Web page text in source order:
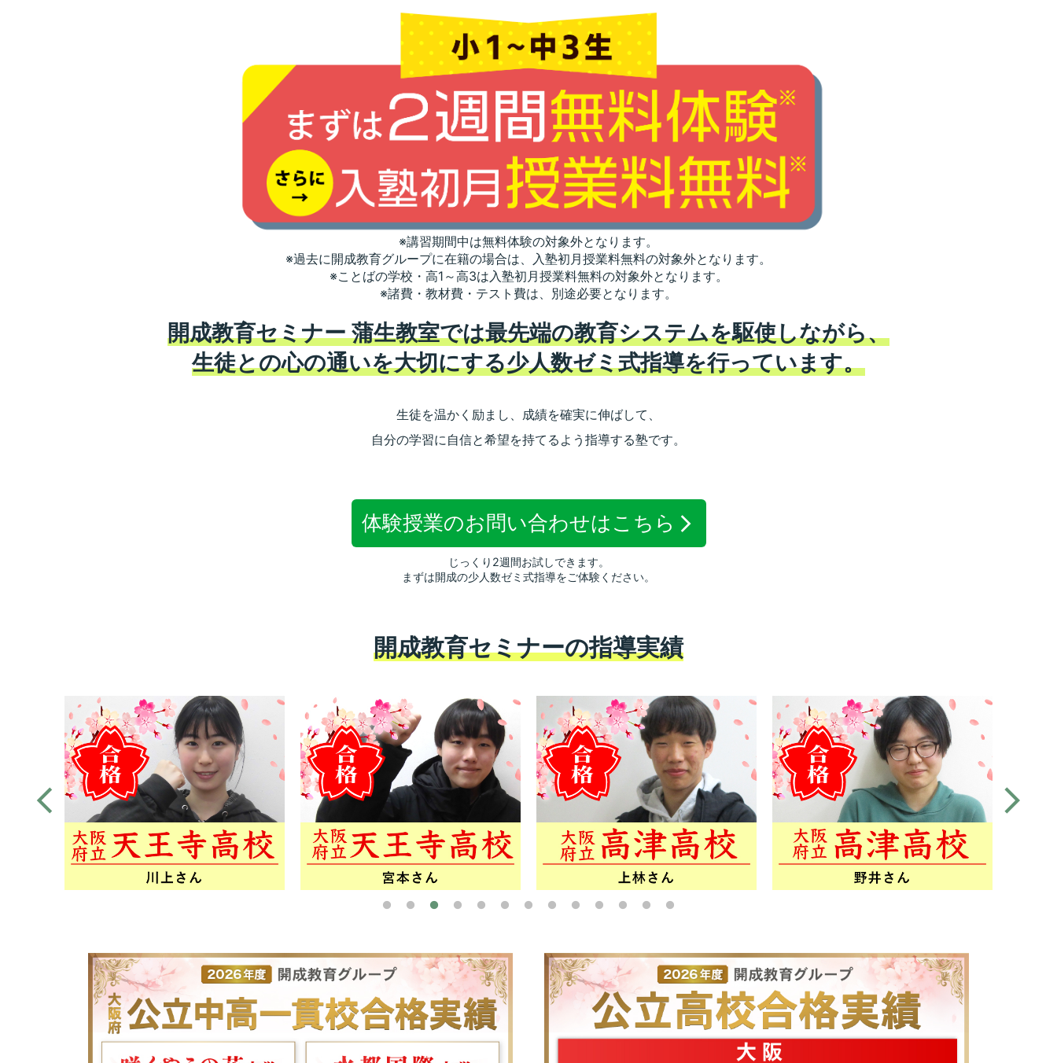
※講習期間中は無料体験の対象外となります。
※過去に開成教育グループに在籍の場合は、入塾初月授業料無料の対象外となります。
※ことばの学校・高1～高3は入塾初月授業料無料の対象外となります。
※諸費・教材費・テスト費は、別途必要となります。
開成教育セミナー 蒲生教室では最先端の教育システムを駆使しながら、
生徒との心の通いを大切にする少人数ゼミ式指導を行っています。
生徒を温かく励まし、成績を確実に伸ばして、
自分の学習に自信と希望を持てるよう指導する塾です。
体験授業のお問い合わせはこちら
じっくり2週間お試しできます。
まずは開成の少人数ゼミ式指導をご体験ください。
開成教育セミナーの指導実績